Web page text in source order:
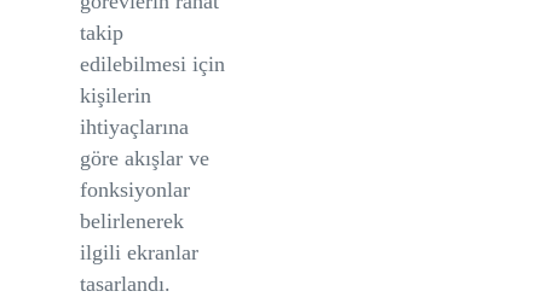
takip
edilebilmesi için
kişilerin
ihtiyaçlarına
göre akışlar ve
fonksiyonlar
belirlenerek
ilgili ekranlar
tasarlandı.